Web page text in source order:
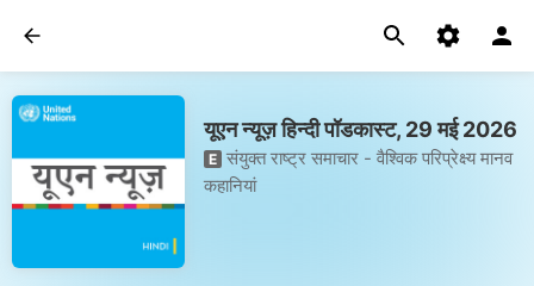
यूएन न्यूज़ हिन्दी पॉडकास्ट, 29 मई 2026
E संयुक्त राष्ट्र समाचार - वैश्विक परिप्रेक्ष्य मानव
कहानियां